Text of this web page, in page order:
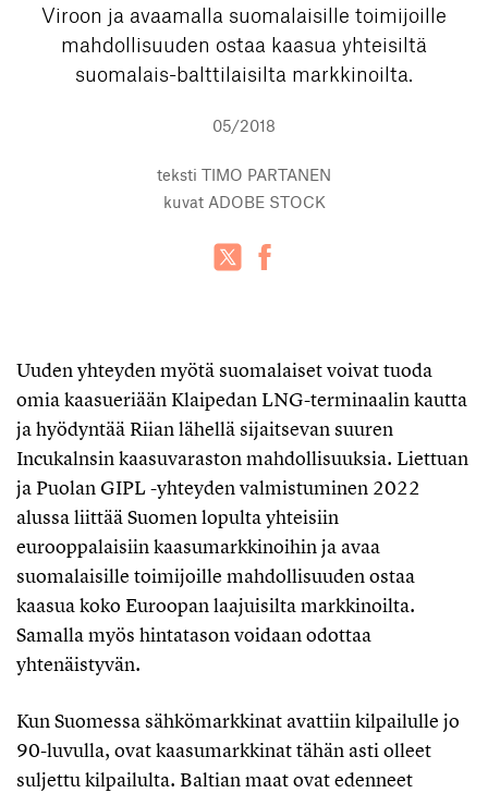
Viroon ja avaamalla suomalaisille toimijoille
mahdollisuuden ostaa kaasua yhteisiltä
suomalais-balttilaisilta markkinoilta.
05/2018
teksti TIMO PARTANEN
kuvat ADOBE STOCK
Uuden yhteyden myötä suomalaiset voivat tuoda
omia kaasueriään Klaipedan LNG-terminaalin kautta
ja hyödyntää Riian lähellä sijaitsevan suuren
Incukalnsin kaasuvaraston mahdollisuuksia. Liettuan
ja Puolan GIPL -yhteyden valmistuminen 2022
alussa liittää Suomen lopulta yhteisiin
eurooppalaisiin kaasumarkkinoihin ja avaa
suomalaisille toimijoille mahdollisuuden ostaa
kaasua koko Euroopan laajuisilta markkinoilta.
Samalla myös hintatason voidaan odottaa
yhtenäistyvän.
Kun Suomessa sähkömarkkinat avattiin kilpailulle jo
90-luvulla, ovat kaasumarkkinat tähän asti olleet
suljettu kilpailulta. Baltian maat ovat edenneet